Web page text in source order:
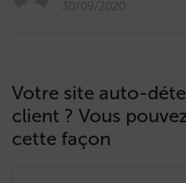
30/09/2020
Votre site auto-
client ? Vous
cette façon